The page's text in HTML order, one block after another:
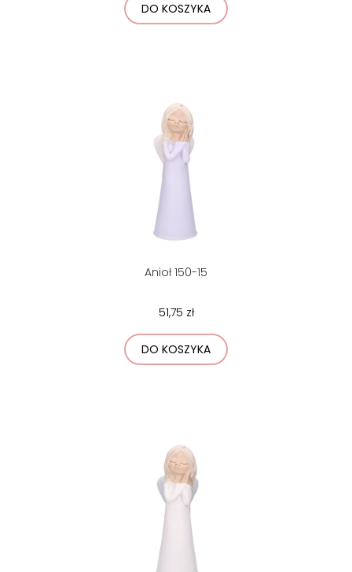
DO KOSZYKA
Anioł 150-15
51,75 zł
DO KOSZYKA